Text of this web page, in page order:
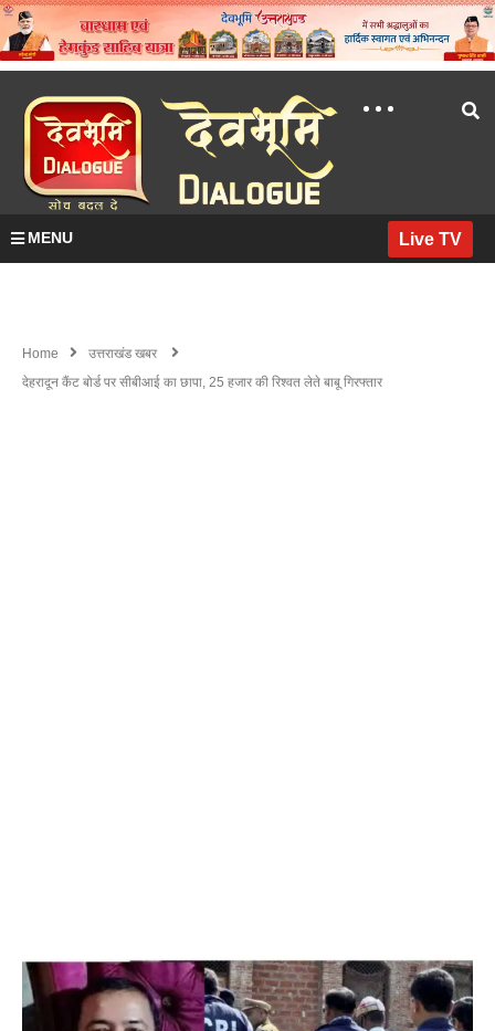
MENU Live TV
Home
उत्तराखंड खबर
देहरादून कैंट बोर्ड पर सीबीआई का छापा, 25 हजार की रिश्वत लेते बाबू गिरफ्तार